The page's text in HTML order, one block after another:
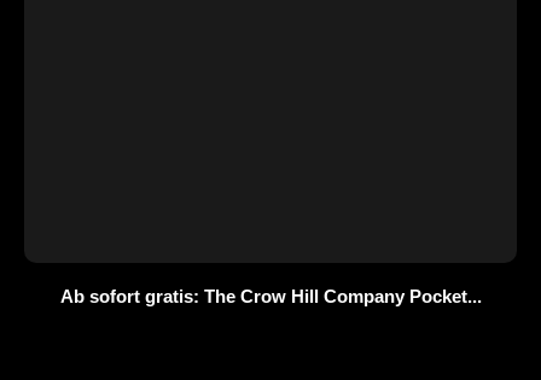
Ab sofort gratis: The Crow Hill Company Pocket...